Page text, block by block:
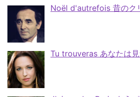
Noël d'autrefois 昔のク
Tu trouveras あなたは